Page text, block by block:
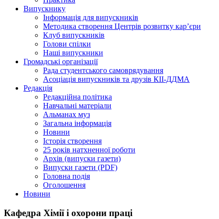
Випускнику
Інформація для випускників
Методика створення Центрів розвитку кар’єри
Клуб випускників
Голови спілки
Наші випускники
Громадські організації
Рада студентського самоврядування
Асоціація випускників та друзів КІІ-ДДМА
Редакція
Редакційна політика
Навчальні матеріали
Альманах муз
Загальна інформація
Новини
Історія створення
25 років натхненної роботи
Архів (випуски газети)
Випуски газети (PDF)
Головна подія
Оголошення
Новини
Кафедра Хімії і охорони праці